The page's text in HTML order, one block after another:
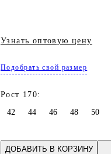
Узнать оптовую цену
Подобрать свой размер
Рост 170:
42
44 46 48 50
ДОБАВИТЬ В КОРЗИНУ